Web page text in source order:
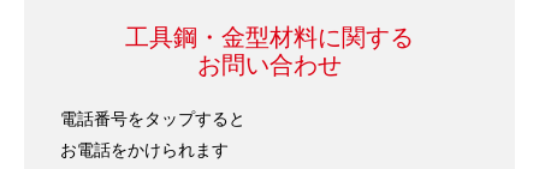
工具鋼・金型材料に関する
お問い合わせ
電話番号をタップすると
お電話をかけられます